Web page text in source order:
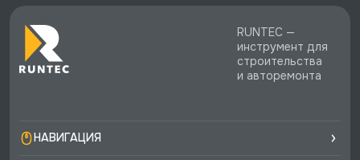
RUNTEC —
инструмент для
строительства
и авторемонта
НАВИГАЦИЯ